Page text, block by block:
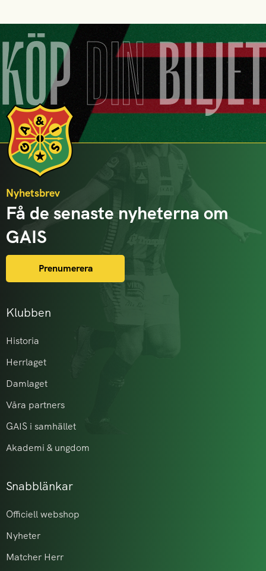
KÖPDIN
Klubben
Historia
Herrlaget
Damlaget
Våra partners
GAIS i samhället
Akademi & ungdom
Snabblänkar
Officiell webshop
Nyheter
Matcher Herr
Nyhetsbrev
Få de senaste nyheterna om
GAIS
Prenumerera